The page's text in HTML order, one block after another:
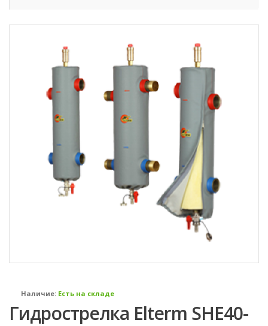
Наличие: Есть на складе
Гидрострелка Elterm SHE40-